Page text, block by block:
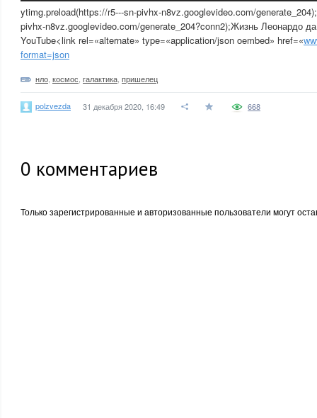
ytimg.preload(https://r5---sn-pivhx-n8vz.googlevideo.com/
pivhx-n8vz.googlevideo.com/generate_204?conn2);Жизнь Леонардо
YouTube<link rel=«alternate» type=«application/json oembed» href=«
format=json
нло космос галактика пришелец
polzvezda 31 декабря 2020, 16:49 668
0 комментариев
Только зарегистрированные и авторизованные пользователи могут